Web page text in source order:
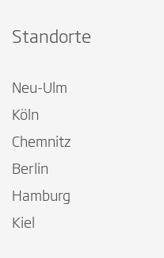
Standorte
Neu-Ulm
Köln
Chemnitz
Berlin
Hamburg
Kiel